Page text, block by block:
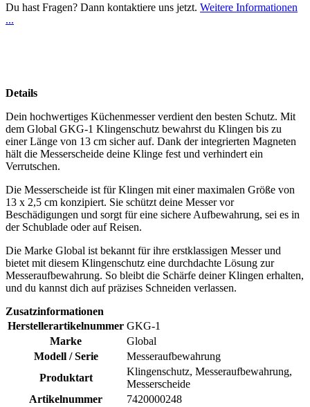
Du hast Fragen? Dann kontaktiere uns jetzt. Weitere Informationen
...
Details
Dein hochwertiges Küchenmesser verdient den besten Schutz. Mit
dem Global GKG-1 Klingenschutz bewahrst du Klingen bis zu
einer Länge von 13 cm sicher auf. Dank der integrierten Magneten
hält die Messerscheide deine Klinge fest und verhindert ein
Verrutschen.
Die Messerscheide ist für Klingen mit einer maximalen Größe von
13 x 2,5 cm konzipiert. Sie schützt deine Messer vor
Beschädigungen und sorgt für eine sichere Aufbewahrung, sei es in
der Schublade oder auf Reisen.
Die Marke Global ist bekannt für ihre erstklassigen Messer und
bietet mit diesem Klingenschutz eine durchdachte Lösung zur
Messeraufbewahrung. So bleibt die Schärfe deiner Klingen erhalten,
und du kannst dich auf präzises Schneiden verlassen.
Zusatzinformationen
Herstellerartikelnummer GKG-1
Marke
Global
Modell / Serie
Messeraufbewahrung
Produktart
Klingenschutz, Messeraufbewahrung,
Messerscheide
Artikelnummer
7420000248